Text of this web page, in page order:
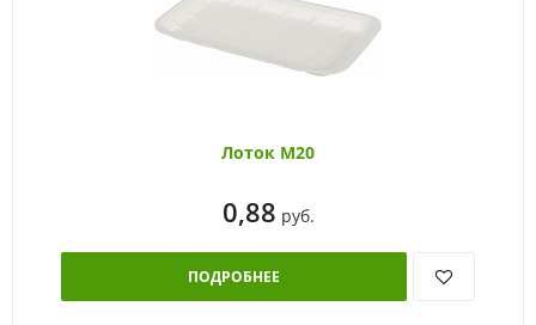
Лоток М20
0,88 руб.
ПОДРОБНЕЕ